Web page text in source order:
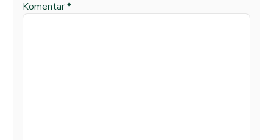
Komentar *